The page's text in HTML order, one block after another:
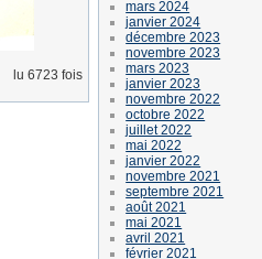
lu 6723 fois
mars 2024
janvier 2024
décembre 2023
novembre 2023
mars 2023
janvier 2023
novembre 2022
octobre 2022
juillet 2022
mai 2022
janvier 2022
novembre 2021
septembre 2021
août 2021
mai 2021
avril 2021
février 2021